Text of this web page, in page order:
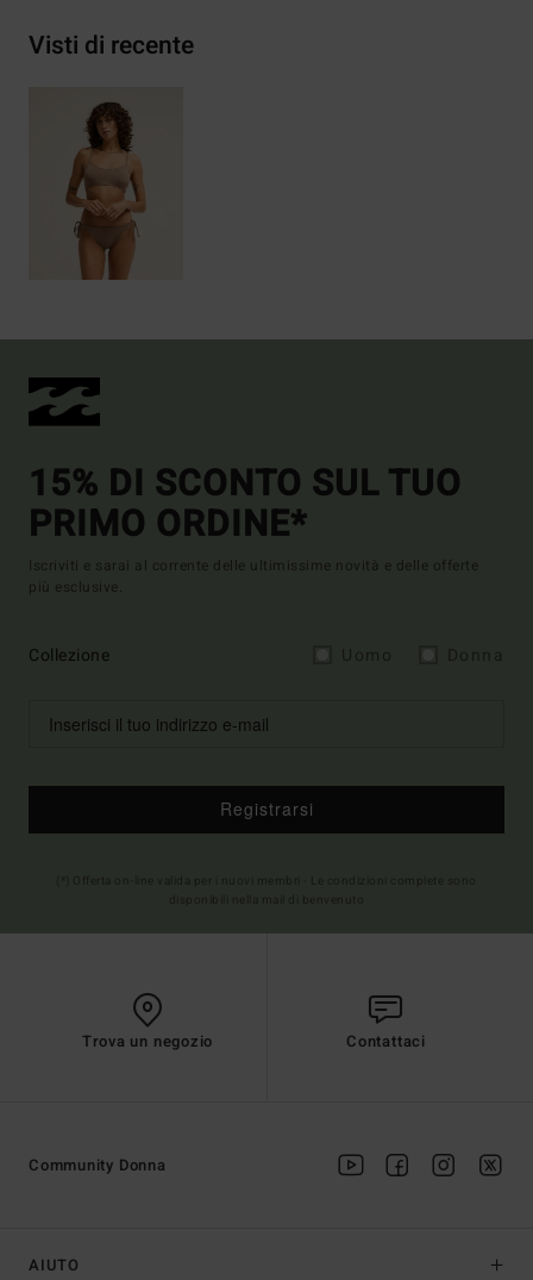
Visti di recente
15% DI SCONTO SUL TUO
PRIMO ORDINE*
Iscriviti e sarai al corrente delle ultimissime novità e delle offerte
più esclusive.
Collezione
Registrarsi
Trova un negozio Contattaci
AIUTO
Community Donna